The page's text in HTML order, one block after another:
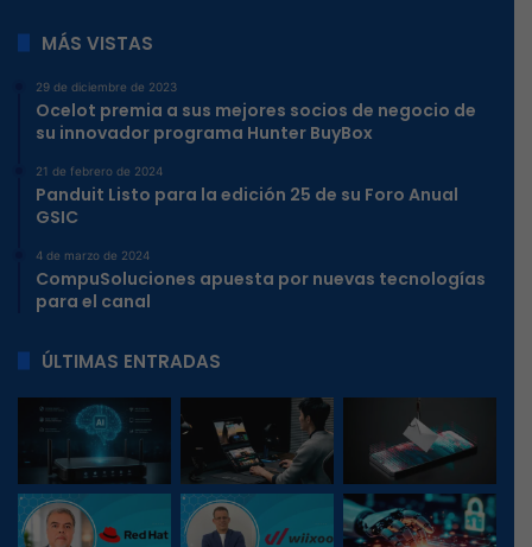
MÁS VISTAS
29 de diciembre de 2023
Ocelot premia a sus mejores socios de negocio de
su innovador programa Hunter BuyBox
21 de febrero de 2024
Panduit Listo para la edición 25 de su Foro Anual
GSIC
4 de marzo de 2024
CompuSoluciones apuesta por nuevas tecnologías
para el canal
ÚLTIMAS ENTRADAS